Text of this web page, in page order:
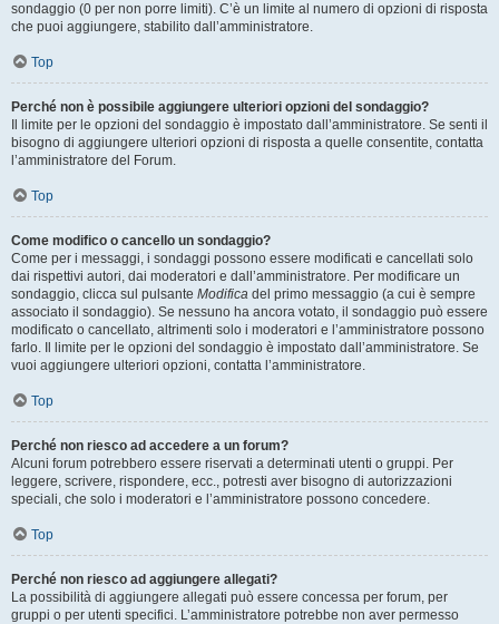
sondaggio (0 per non porre limiti). C’è un limite al numero di opzioni di risposta
che puoi aggiungere, stabilito dall’amministratore.
Top
Perché non è possibile aggiungere ulteriori opzioni del sondaggio?
Il limite per le opzioni del sondaggio è impostato dall’amministratore. Se senti il
bisogno di aggiungere ulteriori opzioni di risposta a quelle consentite, contatta
l’amministratore del Forum.
Top
Come modifico o cancello un sondaggio?
Come per i messaggi, i sondaggi possono essere modificati e cancellati solo
dai rispettivi autori, dai moderatori e dall’amministratore. Per modificare un
sondaggio, clicca sul pulsante Modifica del primo messaggio (a cui è sempre
associato il sondaggio). Se nessuno ha ancora votato, il sondaggio può essere
modificato o cancellato, altrimenti solo i moderatori e l’amministratore possono
farlo. Il limite per le opzioni del sondaggio è impostato dall’amministratore. Se
vuoi aggiungere ulteriori opzioni, contatta l’amministratore.
Top
Perché non riesco ad accedere a un forum?
Alcuni forum potrebbero essere riservati a determinati utenti o gruppi. Per
leggere, scrivere, rispondere, ecc., potresti aver bisogno di autorizzazioni
speciali, che solo i moderatori e l’amministratore possono concedere.
Top
Perché non riesco ad aggiungere allegati?
La possibilità di aggiungere allegati può essere concessa per forum, per
gruppi o per utenti specifici. L’amministratore potrebbe non aver permesso